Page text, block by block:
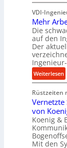
s
s
u
n
d
l
a
n
g
e
b
i
g
e
K
u
K
r
o
n
e
s
s
t
e
e
r
t
U
VDI-
Mehr
Die
auf den
Der
Weiterlesen:
e
h
r
A
r
b
Rüstzeiten
Vernetzte
von
Koenig &
Mit den